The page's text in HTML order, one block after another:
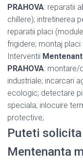
PRAHOVA: reparatii
chillere); intretinerea
reparatii placi
frigidere; montaj
Interventii
PRAHOVA: montare/
industriale; incarcari
ecologic; detectare
speciala; inlocuire
protective;
Puteti
Mentenanta